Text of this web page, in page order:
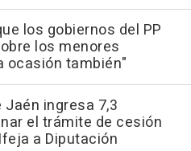
los gobiernos del PP
los menores
ocasión también"
ingresa 7,3
el trámite de cesión
a Diputación